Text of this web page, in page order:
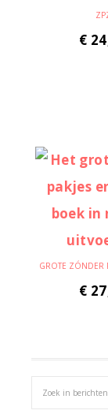
€
GROTE ZÓNDER
€